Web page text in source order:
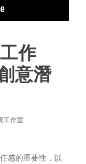
作
意潛
工作室
感的重要性，以